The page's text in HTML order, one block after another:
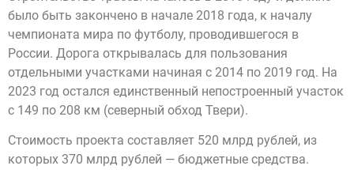
было быть закончено в начале 2018 года, к началу
чемпионата мира по футболу, проводившегося в
России. Дорога открывалась для пользования
отдельными участками начиная с 2014 по 2019 год. На
2023 год остался единственный непостроенный участок
с 149 по 208 км (северный обход Твери).
Стоимость проекта составляет 520 млрд рублей, из
которых 370 млрд рублей — бюджетные средства.